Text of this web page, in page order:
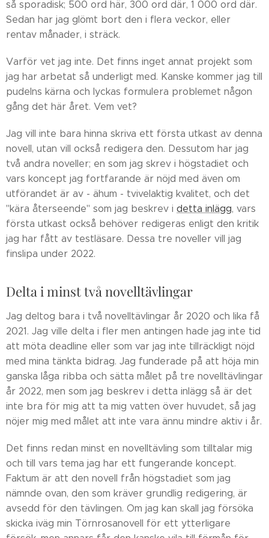
så sporadisk; 500 ord här, 300 ord där, 1 000 ord där.
Sedan har jag glömt bort den i flera veckor, eller
rentav månader, i sträck.
Varför vet jag inte. Det finns inget annat projekt som
jag har arbetat så underligt med. Kanske kommer jag till
pudelns kärna och lyckas formulera problemet någon
gång det här året. Vem vet?
Jag vill inte bara hinna skriva ett första utkast av denna
novell, utan vill också redigera den. Dessutom har jag
två andra noveller; en som jag skrev i högstadiet och
vars koncept jag fortfarande är nöjd med även om
utförandet är av - ähum - tvivelaktig kvalitet, och det
"kära återseende" som jag beskrev i detta inlägg, vars
första utkast också behöver redigeras enligt den kritik
jag har fått av testläsare. Dessa tre noveller vill jag
finslipa under 2022.
Delta i minst två novelltävlingar
Jag deltog bara i två novelltävlingar år 2020 och lika få
2021. Jag ville delta i fler men antingen hade jag inte tid
att möta deadline eller som var jag inte tillräckligt nöjd
med mina tänkta bidrag. Jag funderade på att höja min
ganska låga ribba och sätta målet på tre novelltävlingar
år 2022, men som jag beskrev i detta inlägg så är det
inte bra för mig att ta mig vatten över huvudet, så jag
nöjer mig med målet att inte vara ännu mindre aktiv i år.
Det finns redan minst en novelltävling som tilltalar mig
och till vars tema jag har ett fungerande koncept.
Faktum är att den novell från högstadiet som jag
nämnde ovan, den som kräver grundlig redigering, är
avsedd för den tävlingen. Om jag kan skall jag försöka
skicka iväg min Törnrosanovell för ett ytterligare